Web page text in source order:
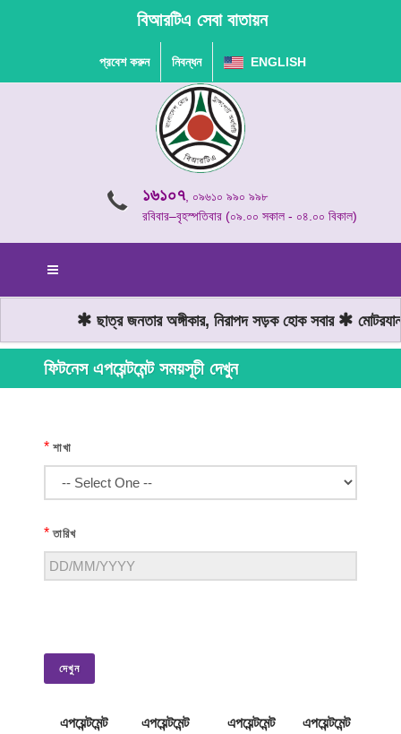
বিআরটিএ সেবা বাতায়ন
প্রবেশ করুন নিবন্ধন ENGLISH
১৬১০৭, ০৯৬১০ ৯৯০ ৯৯৮
রবিবার–বৃহস্পতিবার (০৯.০০ সকাল - ০৪.০০ বিকাল)
ছাত্র জনতার অঙ্গীকার, নিরাপদ সড়ক হোক সবার মোটরযান
ফিটনেস এপয়েন্টমেন্ট সময়সূচী দেখুন
* শাখা
* তারিখ
দেখুন
এপয়েন্টমেন্ট
এপয়েন্টমেন্ট
এপয়েন্টমেন্ট
এপয়েন্টমেন্ট